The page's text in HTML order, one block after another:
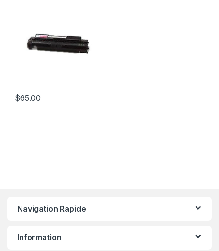
$65.00
Navigation Rapide
Information